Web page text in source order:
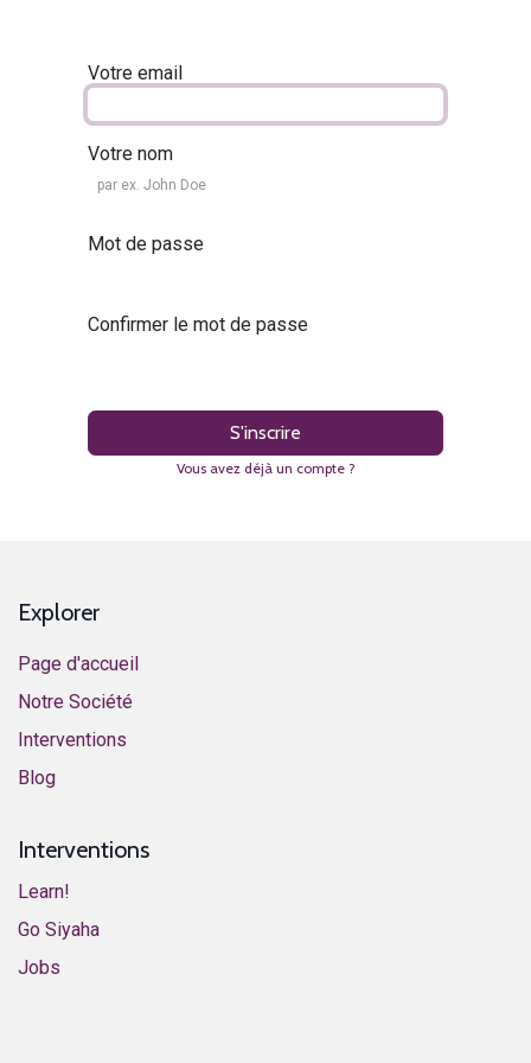
Votre email
Votre nom
Mot de passe
Confirmer le mot de passe
S'inscrire
Vous avez déjà un compte ?
Explorer
Page d'accueil
Notre Société
Interventions
​Blog​
Interventions
Learn!
​​​​​​G​o ​S​i​y​aha​
​​​​​​J​o​bs​​